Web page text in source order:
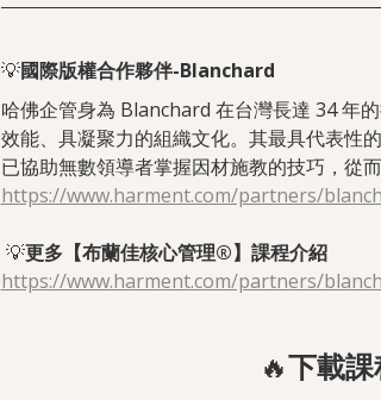
💡國際版權合作夥伴-Blanchard
哈佛企管身為 Blanchard 在台灣長達 34 年
效能、具凝聚力的組織文化。其最具代表性
已協助無數領導者掌握因材施教的技巧，從
https://www.harment.com/partners/
💡更多【布蘭佳核心管理®】課程介紹
https://www.harment.com/partners/
🔥下載